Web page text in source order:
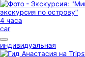
4 часа
car
индивидуальная